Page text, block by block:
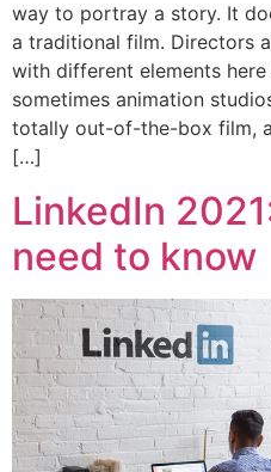
way to portray a story. It
a traditional film. Directors
with different elements
sometimes animation
totally out-of-the-box film,
[…]
LinkedIn‌
‌need‌ ‌to‌ ‌know‌